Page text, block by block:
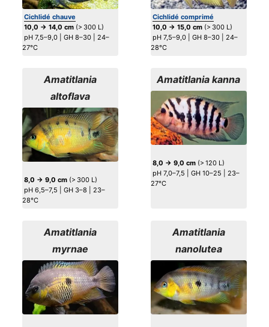
Cichlidé chauve
10,0 → 14,0 cm (> 300 L)
pH 7,5–9,0 | GH 8–30 | 24–
27°C
Cichlidé comprimé
10,0 → 15,0 cm(> 300 L)
pH 7,5–9,0 | GH 8–30 | 24–
28°C
Amatitlania
altoflava
8,0 → 9,0 cm (> 300 L)
pH 6,5–7,5 | GH 3–8 | 23–
28°C
Amatitlania kanna
8,0 → 9,0 cm(> 120 L)
pH 7,0–7,5 | GH 10–25 | 23–
27°C
Amatitlania
myrnae
Amatitlania
nanolutea